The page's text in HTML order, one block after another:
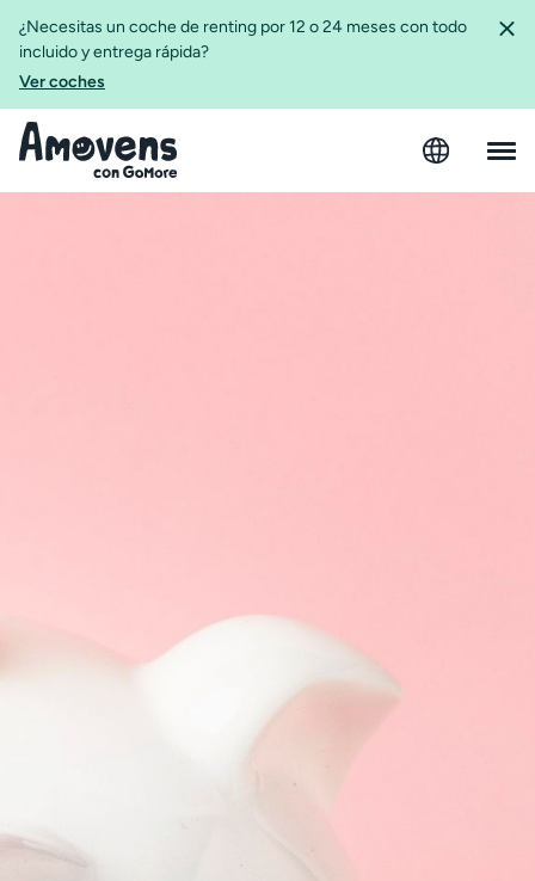
¿Necesitas un coche de renting por 12 o 24 meses con todo
incluido y entrega rápida?
Ver coches